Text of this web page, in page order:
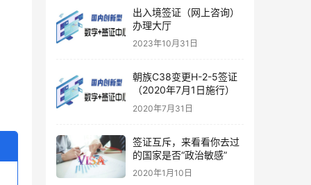
出入境签证（网上咨询）
办理大厅
2023年10月31日
朝族C38变更H-2-5签证
（2020年7月1日施行）
2020年7月31日
签证互斥，来看看你去过
的国家是否“政治敏感”
2020年1月10日